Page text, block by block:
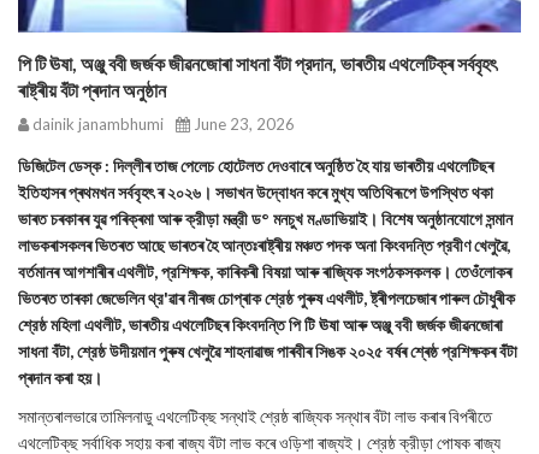
পি টি ঊষা, অঞ্জু ববী জৰ্জক জীৱনজোৰা সাধনা বঁটা প্রদান, ভাৰতীয় এথলেটিক্‌ৰ সৰ্ববৃহৎ
ৰাষ্ট্ৰীয় বঁটা প্ৰদান অনুষ্ঠান
dainik janambhumi June 23, 2026
ডিজিটেল ডেস্ক : দিল্লীৰ তাজ পেলেচ হোটেলত দেওবাৰে অনুষ্ঠিত হৈ যায় ভাৰতীয় এথলেটিছৰ
ইতিহাসৰ প্ৰথমখন সর্ববৃহৎ ৰ ২০২৬। সভাখন উদ্বোধন কৰে মুখ্য অতিথিৰূপে উপস্থিত থকা
ভাৰত চৰকাৰৰ যুৱ পৰিক্ৰমা আৰু ক্রীড়া মন্ত্রী ড° মনচুখ মণ্ডাভিয়াই। বিশেষ অনুষ্ঠানযোগে সন্মান
লাভকৰাসকলৰ ভিতৰত আছে ভাৰতৰ হৈ আন্তঃৰাষ্ট্ৰীয় মঞ্চত পদক অনা কিংবদন্তি প্রবীণ খেলুৱৈ,
বৰ্তমানৰ আগশাৰীৰ এথলীট, প্রশিক্ষক, কাৰিকৰী বিষয়া আৰু ৰাজ্যিক সংগঠকসকলক। তেওঁলোকৰ
ভিতৰত তাৰকা জেভেলিন থ্র'ৱাৰ নীৰজ চোপ্ৰাক শ্রেষ্ঠ পুৰুষ এথলীট, ষ্ট্ৰীপলচেজাৰ পাৰুল চৌধুৰীক
শ্রেষ্ঠ মহিলা এথলীট, ভাৰতীয় এথলেটিছৰ কিংবদন্তি পি টি ঊষা আৰু অঞ্জু ববী জৰ্জক জীৱনজোৰা
সাধনা বঁটা, শ্রেষ্ঠ উদীয়মান পুৰুষ খেলুৱৈ শাহনাৱাজ পাৰবীৰ সিঙক ২০২৫ বৰ্ষৰ শ্ৰেষ্ঠ প্রশিক্ষকৰ বঁটা
প্ৰদান কৰা হয়।
সমান্তৰালভাৱে তামিলনাডু এথলেটিক্‌ছ সন্থাই শ্রেষ্ঠ ৰাজ্যিক সন্থাৰ বঁটা লাভ কৰাৰ বিপৰীতে
এথলেটিক্‌ছ সর্বাধিক সহায় কৰা ৰাজ্য বঁটা লাভ কৰে ওড়িশা ৰাজ্যই। শ্রেষ্ঠ ক্রীড়া পোষক ৰাজ্য